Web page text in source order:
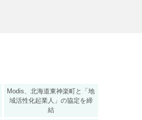
Modis、北海道東神楽町と「地
域活性化起業人」の協定を締
結